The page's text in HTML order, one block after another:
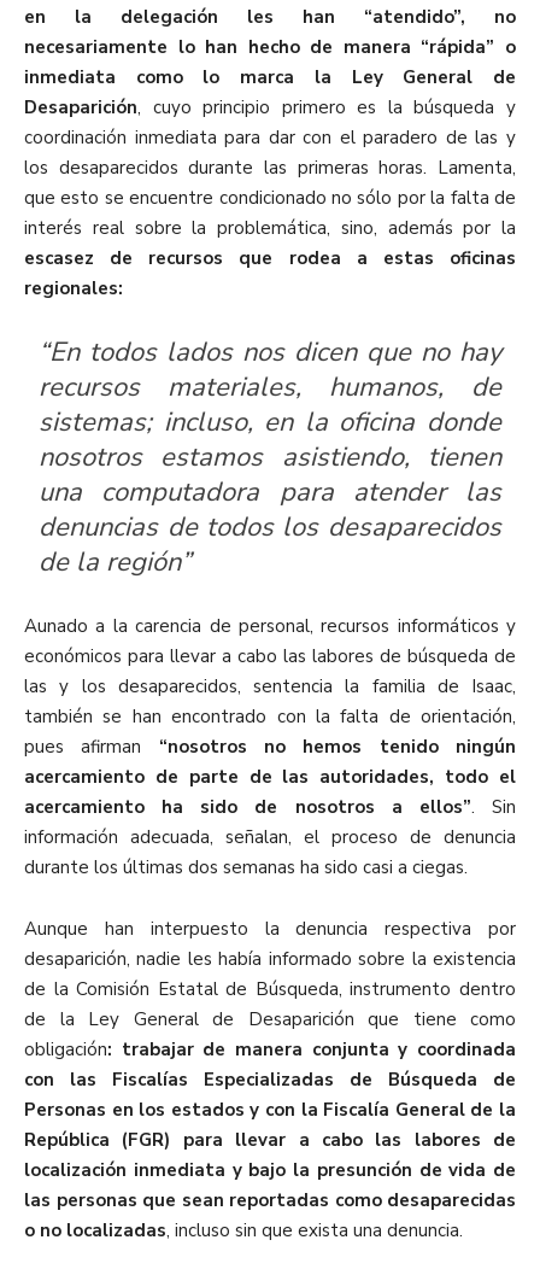
en la delegación les han “atendido”, no
necesariamente lo han hecho de manera “rápida” o
inmediata como lo marca la Ley General de
Desaparición, cuyo principio primero es la búsqueda y
coordinación inmediata para dar con el paradero de las y
los desaparecidos durante las primeras horas. Lamenta,
que esto se encuentre condicionado no sólo por la falta de
interés real sobre la problemática, sino, además por la
escasez de recursos que rodea a estas oficinas
regionales:
“En todos lados nos dicen que no hay
recursos materiales, humanos, de
sistemas; incluso, en la oficina donde
nosotros estamos asistiendo, tienen
una computadora para atender las
denuncias de todos los desaparecidos
de la región”
Aunado a la carencia de personal, recursos informáticos y
económicos para llevar a cabo las labores de búsqueda de
las y los desaparecidos, sentencia la familia de Isaac,
también se han encontrado con la falta de orientación,
pues afirman “nosotros no hemos tenido ningún
acercamiento de parte de las autoridades, todo el
acercamiento ha sido de nosotros a ellos”. Sin
información adecuada, señalan, el proceso de denuncia
durante los últimas dos semanas ha sido casi a ciegas.
Aunque han interpuesto la denuncia respectiva por
desaparición, nadie les había informado sobre la existencia
de la Comisión Estatal de Búsqueda, instrumento dentro
de la Ley General de Desaparición que tiene como
obligación: trabajar de manera conjunta y coordinada
con las Fiscalías Especializadas de Búsqueda de
Personas en los estados y con la Fiscalía General de la
República (FGR) para llevar a cabo las labores de
localización inmediata y bajo la presunción de vida de
las personas que sean reportadas como desaparecidas
o no localizadas, incluso sin que exista una denuncia.